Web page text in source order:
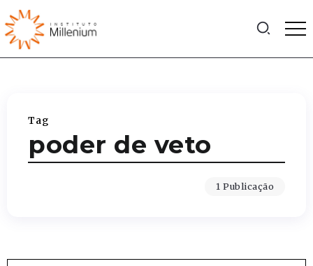
Tag
poder de veto
1 Publicação